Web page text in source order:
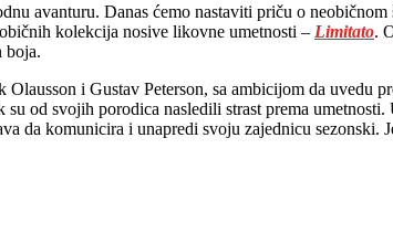
avanturu. Danas ćemo nastaviti priču o
kolekcija nosive likovne umetnosti – Limitato.
boja.
i Gustav Peterson, sa ambicijom da
od svojih porodica nasledili strast prema
da komunicira i unapredi svoju zajednicu